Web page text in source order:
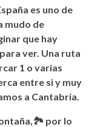
es uno de
mudo de
que hay
ver. Una ruta
1 o varias
entre si y muy
a Cantabria.
por lo